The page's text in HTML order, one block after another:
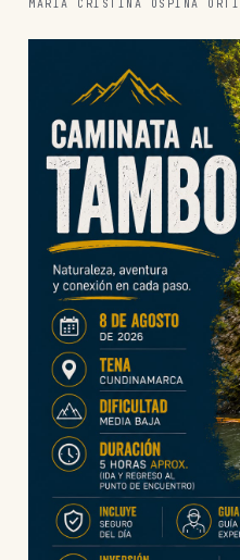
MARÍA CRISTINA OSPINA